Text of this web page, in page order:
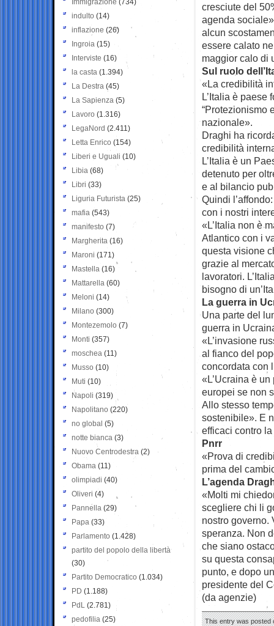
cresciute del
agenda
alcun
essere calato
maggior calo di
Sul ruolo
«La credibilità
L’Italia è paese
“Protezionismo
nazionale».
Draghi ha
credibilità
L’Italia è un
detenuto per
e al bilancio
Quindi
con i nostri
«L’Italia non è
Atlantico con i
questa visione
grazie al
lavoratori.
bisogno di
La guerra in
Una parte del
guerra in
«L’invasione
al fianco del
concordata con
«L’Ucraina è
europei se non
Allo stesso
sostenibile». E
efficaci contro
Pnrr
«Prova di
prima del
L’agenda
«Molti mi
scegliere chi li
nostro governo.
speranza. Non
che siano
su questa
punto, e dopo
presidente del
(da agenzie)
This entry was posted
Immigrazione (734)
indulto (14)
inflazione (26)
Ingroia (15)
Interviste (16)
la casta (1.394)
La Destra (45)
La Sapienza (5)
Lavoro (1.316)
LegaNord (2.411)
Letta Enrico (154)
Liberi e Uguali (10)
Libia (68)
Libri (33)
Liguria Futurista (25)
mafia (543)
manifesto (7)
Margherita (16)
Maroni (171)
Mastella (16)
Mattarella (60)
Meloni (14)
Milano (300)
Montezemolo (7)
Monti (357)
moschea (11)
Musso (10)
Muti (10)
Napoli (319)
Napolitano (220)
no global (5)
notte bianca (3)
Nuovo Centrodestra (2)
Obama (11)
olimpiadi (40)
Oliveri (4)
Pannella (29)
Papa (33)
Parlamento (1.428)
partito del popolo della libertà
(30)
Partito Democratico (1.034)
PD (1.188)
PdL (2.781)
pedofilia (25)